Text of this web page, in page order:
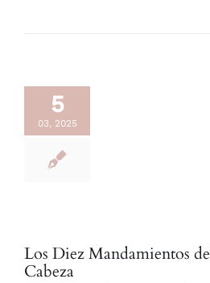
5
03, 2025
Los Diez Mandamientos
Cabeza